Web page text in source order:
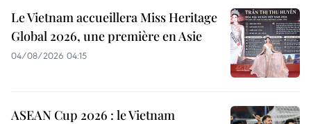
Le Vietnam accueillera Miss Heritage
Global 2026, une première en Asie
04/08/2026 04:15
ASEAN Cup 2026 : le Vietnam